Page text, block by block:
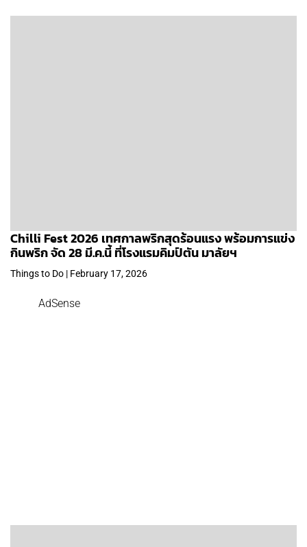
Chilli Fest 2026 เทศกาลพริกสุดร้อนแรง พร้อมการแข่ง
กินพริก จัด 28 มี.ค.นี้ ที่โรงแรมคิมป์ตัน มาลัยฯ
Things to Do | February 17, 2026
AdSense